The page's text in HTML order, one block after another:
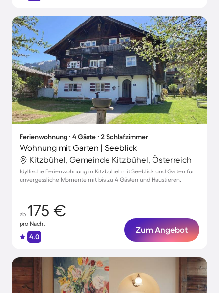
Ferienwohnung ∙ 4 Gäste ∙ 2 Schlafzimmer
Wohnung mit Garten | Seeblick
Kitzbühel, Gemeinde Kitzbühel, Österreich
Idyllische Ferienwohnung in Kitzbühel mit Seeblick und Garten für
unvergessliche Momente mit bis zu 4 Gästen und Haustieren.
ab 175 €
pro Nacht
4.0
Zum Angebot